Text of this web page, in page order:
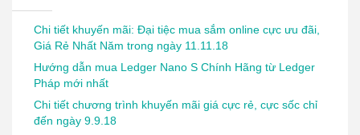
Chi tiết khuyến mãi: Đại tiệc mua sắm online cực ưu đãi,
Giá Rẻ Nhất Năm trong ngày 11.11.18
Hướng dẫn mua Ledger Nano S Chính Hãng từ Ledger
Pháp mới nhất
Chi tiết chương trình khuyến mãi giá cực rẻ, cực sốc chỉ
đến ngày 9.9.18